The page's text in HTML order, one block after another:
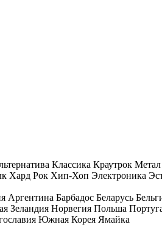
Классика Краутрок Метал
Хард Рок Хип-Хоп Электроника
Аргентина Барбадос Беларусь
Зеландия Норвегия Польша
Южная Корея Ямайка